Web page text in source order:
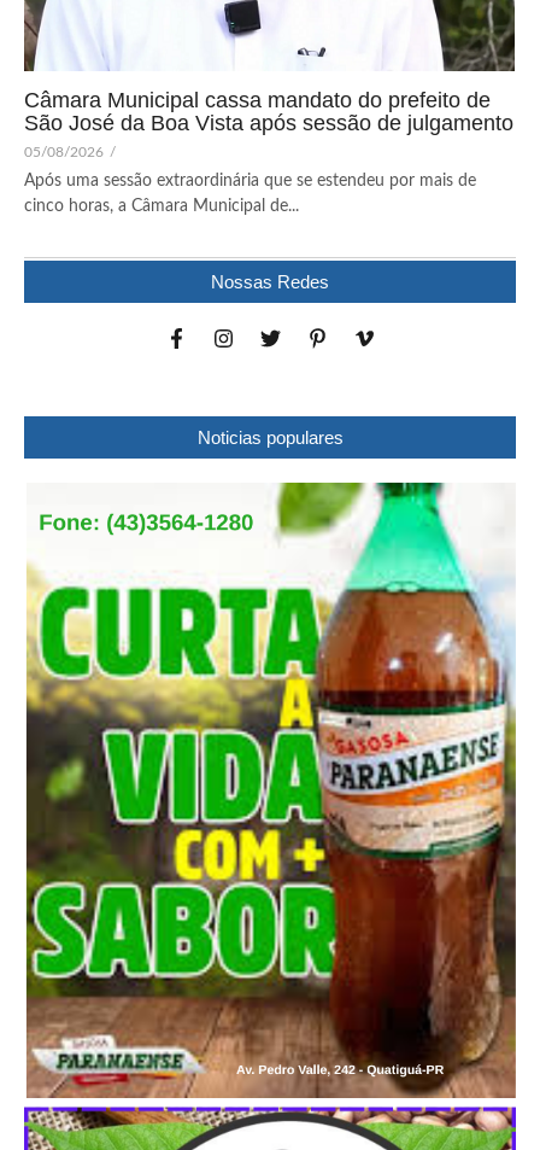
Câmara Municipal cassa mandato do prefeito de
São José da Boa Vista após sessão de julgamento
05/08/2026 /
Após uma sessão extraordinária que se estendeu por mais de
cinco horas, a Câmara Municipal de...
Nossas Redes
Noticias populares